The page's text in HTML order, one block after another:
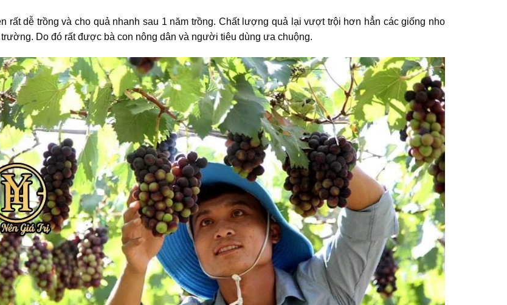
rất dễ trồng và cho quả nhanh sau 1 năm trồng. Chất lượng quả lại vượt trội hơn hẳn các giống nho
trường. Do đó rất được bà con nông dân và người tiêu dùng ưa chuộng.